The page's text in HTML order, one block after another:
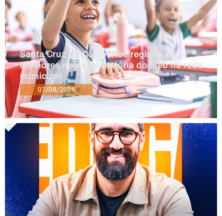
Santa Cruz do Capibaribe registra as
melhores notas da história do Ideb na rede
municipal
07/08/2026